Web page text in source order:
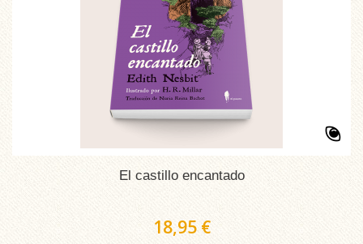
El castillo encantado
18,95 €